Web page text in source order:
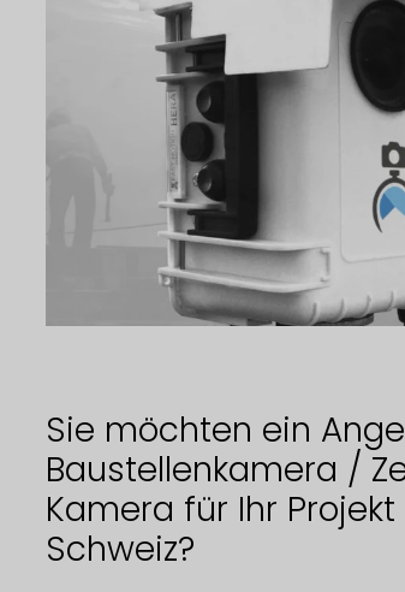
Sie möchten ein
Baustellenkamera /
Kamera für Ihr
Schweiz?